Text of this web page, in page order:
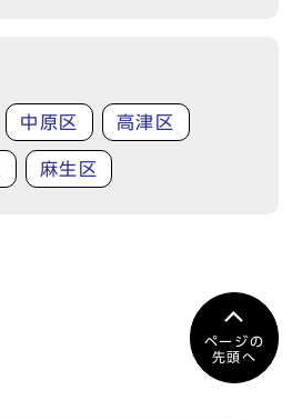
中原区 高津区
麻生区
ページの
先頭へ